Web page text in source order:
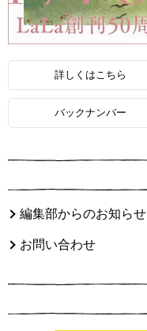
詳しくはこちら
バックナンバー
編集部からのお知らせ
お問い合わせ